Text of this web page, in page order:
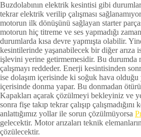
Buzdolabının elektrik kesintisi gibi
tekrar elektrik verilip çalışması
motorun ilk dönüşünü sağlayan starter
motorun hiç titreme ve ses yapmadığı
durumlarda kısa devre yapmışta olabilir.
kesintilerinde yaşanabilecek bir diğer arıza
işlevini yerine getirmemesidir. Bu
çalışmayı reddeder. Enerji kesintisinden
ise dolaşım içerisinde ki soğuk hava
içerisinde donma yapar. Bu donmadan
Kapakları açarak çözülmeyi bekleyiniz ve
sonra fişe takıp tekrar çalışıp
anlattığımız yollar ile sorun çözülmüyorsa
gelecektir. Motor arızaları teknik
çözülecektir.